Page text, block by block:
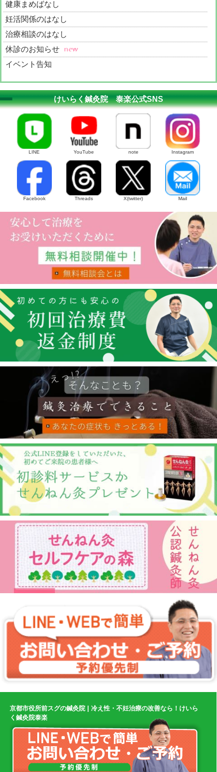
健康まめばなし
妊活関係のはなし
治療相談のはなし
休診のお知らせ
イベント告知
けいらく鍼灸院 泰楽公式SNS
LINE YouTube note Instagram
Facebook Threads X(twitter) Mail
京都市役所前スグの鍼灸院 | 冷え性・不妊治療の改善なら！けいら
く鍼灸院泰楽